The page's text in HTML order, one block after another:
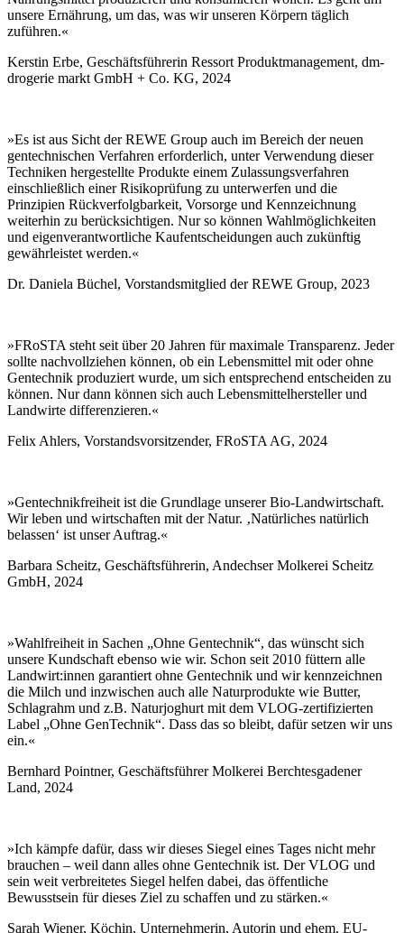
unsere Ernährung, um das, was wir unseren Körpern täglich
zuführen.«
Kerstin Erbe, Geschäftsführerin Ressort Produktmanagement, dm-
drogerie markt GmbH + Co. KG, 2024
»Es ist aus Sicht der REWE Group auch im Bereich der neuen
gentechnischen Verfahren erforderlich, unter Verwendung dieser
Techniken hergestellte Produkte einem Zulassungsverfahren
einschließlich einer Risikoprüfung zu unterwerfen und die
Prinzipien Rückverfolgbarkeit, Vorsorge und Kennzeichnung
weiterhin zu berücksichtigen. Nur so können Wahlmöglichkeiten
und eigenverantwortliche Kaufentscheidungen auch zukünftig
gewährleistet werden.«
Dr. Daniela Büchel, Vorstandsmitglied der REWE Group, 2023
»FRoSTA steht seit über 20 Jahren für maximale Transparenz. Jeder
sollte nachvollziehen können, ob ein Lebensmittel mit oder ohne
Gentechnik produziert wurde, um sich entsprechend entscheiden zu
können. Nur dann können sich auch Lebensmittelhersteller und
Landwirte differenzieren.«
Felix Ahlers, Vorstandsvorsitzender, FRoSTA AG, 2024
»Gentechnikfreiheit ist die Grundlage unserer Bio-Landwirtschaft.
Wir leben und wirtschaften mit der Natur. ‚Natürliches natürlich
belassen‘ ist unser Auftrag.«
Barbara Scheitz, Geschäftsführerin, Andechser Molkerei Scheitz
GmbH, 2024
»Wahlfreiheit in Sachen „Ohne Gentechnik“, das wünscht sich
unsere Kundschaft ebenso wie wir. Schon seit 2010 füttern alle
Landwirt:innen garantiert ohne Gentechnik und wir kennzeichnen
die Milch und inzwischen auch alle Naturprodukte wie Butter,
Schlagrahm und z.B. Naturjoghurt mit dem VLOG-zertifizierten
Label „Ohne GenTechnik“. Dass das so bleibt, dafür setzen wir uns
ein.«
Bernhard Pointner, Geschäftsführer Molkerei Berchtesgadener
Land, 2024
»Ich kämpfe dafür, dass wir dieses Siegel eines Tages nicht mehr
brauchen – weil dann alles ohne Gentechnik ist. Der VLOG und
sein weit verbreitetes Siegel helfen dabei, das öffentliche
Bewusstsein für dieses Ziel zu schaffen und zu stärken.«
Sarah Wiener, Köchin, Unternehmerin, Autorin und ehem. EU-